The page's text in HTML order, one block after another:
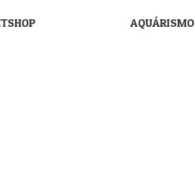
AQUÁRISMO